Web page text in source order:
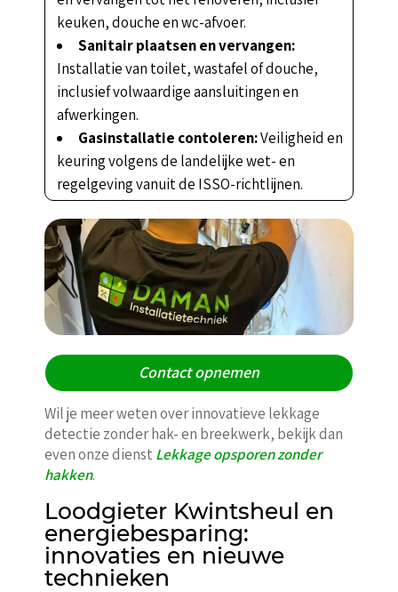
keuken, douche en wc-afvoer.
Sanitair plaatsen en vervangen:
Installatie van toilet, wastafel of douche,
inclusief volwaardige aansluitingen en
afwerkingen.
Gasinstallatie contoleren:Veiligheid en
keuring volgens de landelijke wet- en
regelgeving vanuit de ISSO-richtlijnen.
Contact opnemen
Wil je meer weten over innovatieve lekkage
detectie zonder hak- en breekwerk, bekijk dan
even onze dienst Lekkage opsporen zonder
hakken.
Loodgieter Kwintsheul en
energiebesparing:
innovaties en nieuwe
technieken